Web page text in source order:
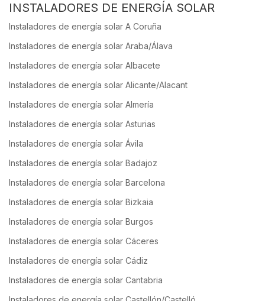
INSTALADORES DE ENERGÍA SOLAR
Instaladores de energía solar A Coruña
Instaladores de energía solar Araba/Álava
Instaladores de energía solar Albacete
Instaladores de energía solar Alicante/Alacant
Instaladores de energía solar Almería
Instaladores de energía solar Asturias
Instaladores de energía solar Ávila
Instaladores de energía solar Badajoz
Instaladores de energía solar Barcelona
Instaladores de energía solar Bizkaia
Instaladores de energía solar Burgos
Instaladores de energía solar Cáceres
Instaladores de energía solar Cádiz
Instaladores de energía solar Cantabria